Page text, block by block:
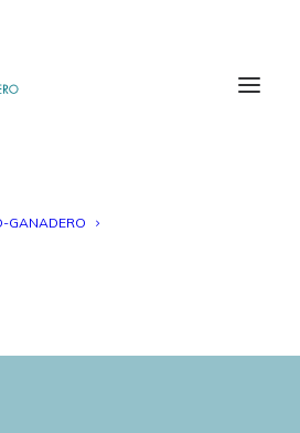
GANADERO